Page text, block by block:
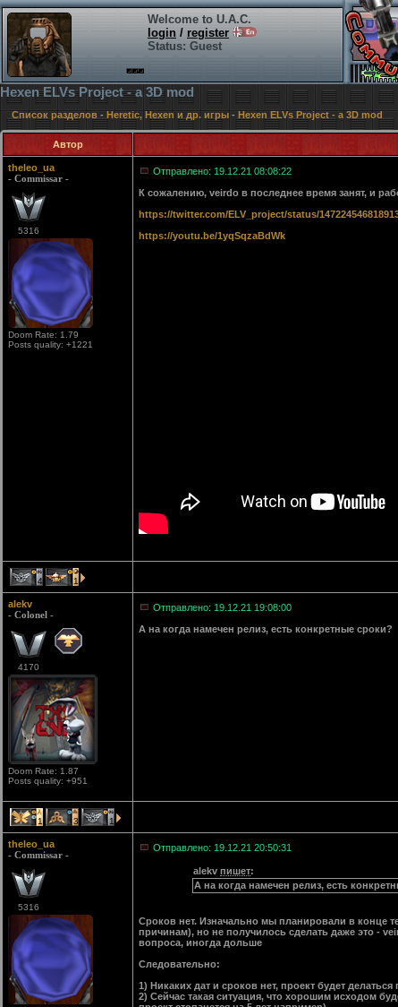
Welcome to U.A.C.
login / register
Status: Guest
Hexen ELVs Project - a 3D mod
Список разделов - Heretic, Hexen и др. игры - Hexen ELVs Project - a 3D mod
Автор
theleo_ua
- Commissar -
5316
Doom Rate: 1.79
Posts quality: +1221
Отправлено: 19.12.21 08:08:22
К сожалению, veirdo в последнее время занят, и
https://twitter.com/ELV_project/status/
https://youtu.be/1yqSqzaBdWk
4 1
alekv
- Colonel -
4170
Doom Rate: 1.87
Posts quality: +951
Отправлено: 19.12.21 19:08:00
А на когда намечен релиз, есть конкретные сроки?
1 3 1
theleo_ua
- Commissar -
5316
Отправлено: 19.12.21 20:50:31
alekv пишет:
А на когда намечен релиз, есть
Сроков нет. Изначально мы планировали в конце
причинам), но не получилось сделать даже это -
вопроса, иногда дольше
Следовательно:
1) Никаких дат и сроков нет, проект будет
2) Сейчас такая ситуация, что хорошим исходом